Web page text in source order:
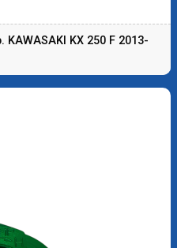
KX 250 F 2013-